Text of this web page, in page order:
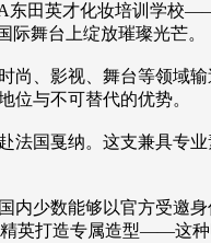
田英才化妆培训学校
舞台上绽放璀璨光芒。
、影视、舞台等领域
位与不可替代的优势。
国戛纳。这支兼具专
少数能够以官方受邀
英打造专属造型——这